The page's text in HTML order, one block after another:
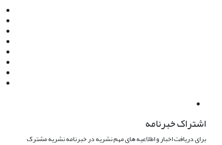
اشتراک خبرنامه
برای دریافت اخبار و اطلاعیه های مهم نشریه در خبرنامه نشریه مشترک